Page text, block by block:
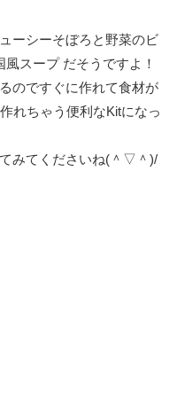
ーシーそぼろと野菜のビ
スープ だそうですよ！
のですぐに作れて食材が
れちゃう便利なKitになっ
みてくださいね(＾▽＾)/